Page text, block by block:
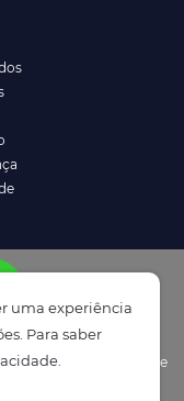
uma experiência
Para saber
.
ATENDIMENTO
Política de Privacidade e